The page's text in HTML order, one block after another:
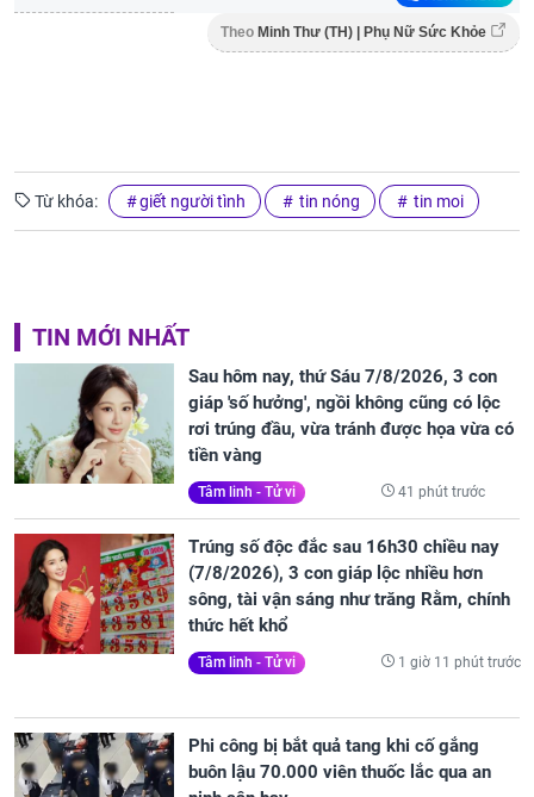
Theo Minh Thư (TH) | Phụ Nữ Sức Khỏe
Từ khóa: giết người tình tin nóng tin moi
TIN MỚI NHẤT
Sau hôm nay, thứ Sáu 7/8/2026, 3 con
giáp 'số hưởng', ngồi không cũng có lộc
rơi trúng đầu, vừa tránh được họa vừa có
tiền vàng
Tâm linh - Tử vi 41 phút trước
Trúng số độc đắc sau 16h30 chiều nay
(7/8/2026), 3 con giáp lộc nhiều hơn
sông, tài vận sáng như trăng Rằm, chính
thức hết khổ
Tâm linh - Tử vi 1 giờ 11 phút trước
Phi công bị bắt quả tang khi cố gắng
buôn lậu 70.000 viên thuốc lắc qua an